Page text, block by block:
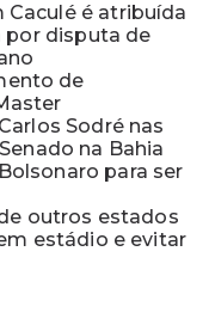
Caculé é atribuída
por disputa de
de
Sodré nas
na Bahia
para ser
outros estados
estádio e evitar